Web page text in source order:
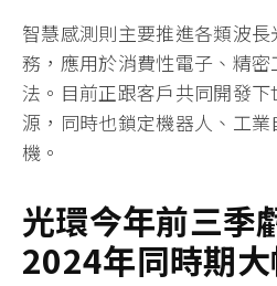
智慧感測則主要推進各類波
務，應用於消費性電子、精
法。目前正跟客戶共同開發
源，同時也鎖定機器人、工
機。
光環今年前三季
2024年同時期